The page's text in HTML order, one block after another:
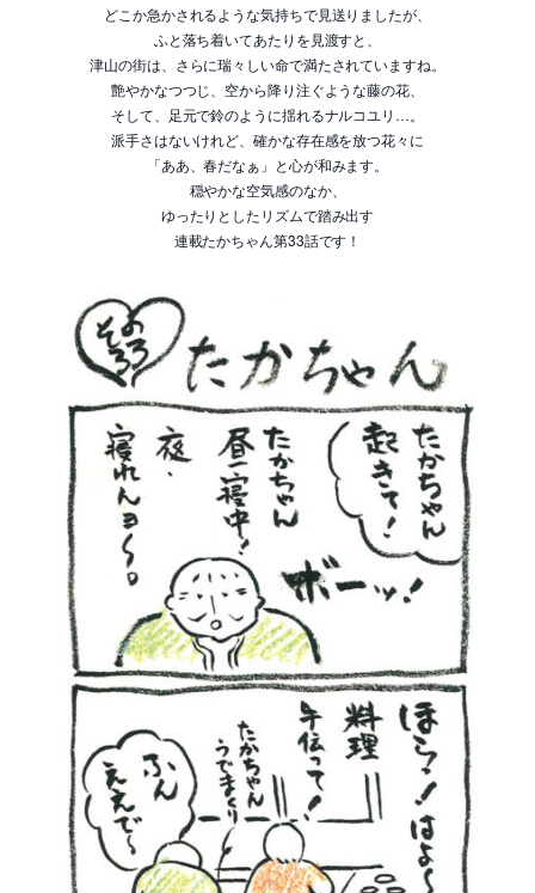
どこか急かされるような気持ちで見送りましたが、
ふと落ち着いてあたりを見渡すと、
津山の街は、さらに瑞々しい命で満たされていますね。
艶やかなつつじ、空から降り注ぐような藤の花、
そして、足元で鈴のように揺れるナルコユリ…。
派手さはないけれど、確かな存在感を放つ花々に
「ああ、春だなぁ」と心が和みます。
穏やかな空気感のなか、
ゆったりとしたリズムで踏み出す
連載たかちゃん第33話です！